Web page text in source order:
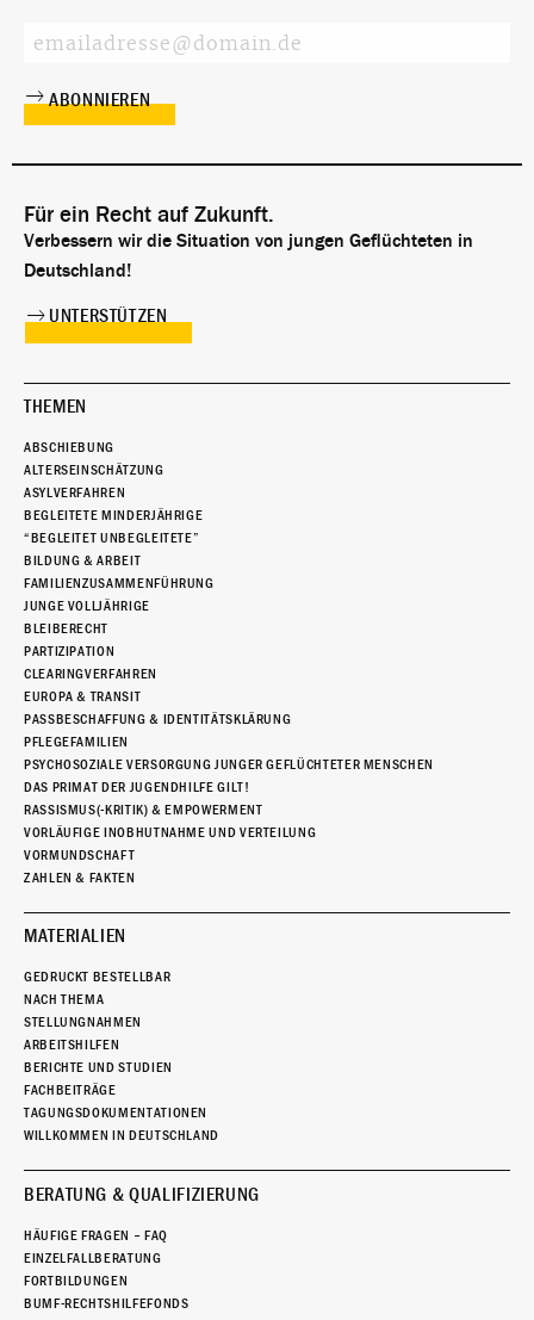
Für ein Recht auf Zukunft.
Verbessern wir die Situation von jungen Geflüchteten in
Deutschland!
UNTERSTÜTZEN
THEMEN
ABSCHIEBUNG
ALTERSEINSCHÄTZUNG
ASYLVERFAHREN
BEGLEITETE MINDERJÄHRIGE
“BEGLEITET UNBEGLEITETE”
BILDUNG & ARBEIT
FAMILIENZUSAMMENFÜHRUNG
JUNGE VOLLJÄHRIGE
BLEIBERECHT
PARTIZIPATION
CLEARINGVERFAHREN
EUROPA & TRANSIT
PASSBESCHAFFUNG & IDENTITÄTSKLÄRUNG
PFLEGEFAMILIEN
PSYCHOSOZIALE VERSORGUNG JUNGER GEFLÜCHTETER MENSCHEN
DAS PRIMAT DER JUGENDHILFE GILT!
RASSISMUS(-KRITIK) & EMPOWERMENT
VORLÄUFIGE INOBHUTNAHME UND VERTEILUNG
VORMUNDSCHAFT
ZAHLEN & FAKTEN
MATERIALIEN
GEDRUCKT BESTELLBAR
NACH THEMA
STELLUNGNAHMEN
ARBEITSHILFEN
BERICHTE UND STUDIEN
FACHBEITRÄGE
TAGUNGSDOKUMENTATIONEN
WILLKOMMEN IN DEUTSCHLAND
BERATUNG & QUALIFIZIERUNG
HÄUFIGE FRAGEN – FAQ
EINZELFALLBERATUNG
FORTBILDUNGEN
BUMF-RECHTSHILFEFONDS